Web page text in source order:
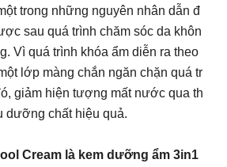
trong những nguyên nhân dẫn đ
sau quá trình chăm sóc da khôn
Vì quá trình khóa ẩm diễn ra theo
lớp màng chắn ngăn chặn quá tr
giảm hiện tượng mất nước qua th
dưỡng chất hiệu quả.
Cream là kem dưỡng ẩm 3in1